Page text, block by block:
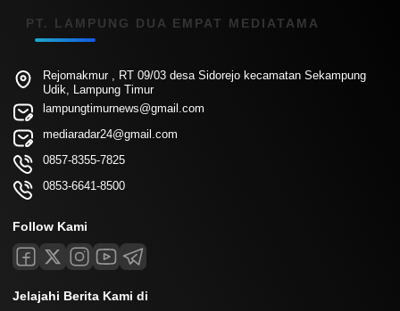
PT. LAMPUNG DUA EMPAT MEDIATAMA
Rejomakmur , RT 09/03 desa Sidorejo kecamatan Sekampung
Udik, Lampung Timur
lampungtimurnews@gmail.com
mediaradar24@gmail.com
0857-8355-7825
0853-6641-8500
Follow Kami
Jelajahi Berita Kami di